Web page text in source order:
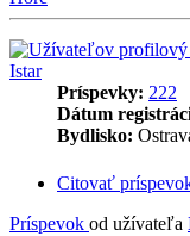
Istar
Príspevky: 222
Dátum
Bydlisko:
Citovať
Príspevok od užívateľa